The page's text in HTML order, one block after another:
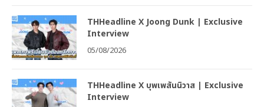
THHeadline X Joong Dunk | Exclusive
Interview
05/08/2026
THHeadline X บุพเพสันนิวาส | Exclusive
Interview